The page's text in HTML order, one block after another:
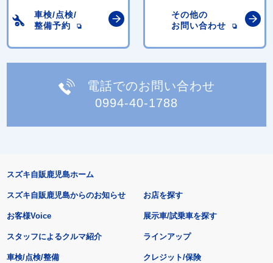
車検/点検/
整備予約
その他の
お問い合わせ
電話でのお問い合わせ
0994-40-1788
スズキ自販鹿児島ホーム
スズキ自販鹿児島からのお知らせ
お客様Voice
スタッフによるクルマ紹介
お店を探す
展示車/試乗車を探す
ラインアップ
車検/点検/整備 クレジット/保険